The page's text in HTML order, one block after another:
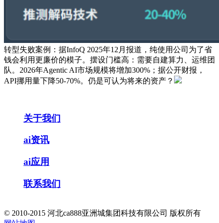
转型失败案例：据InfoQ 2025年12月报道，纯使用公司为了省
钱会利用更廉价的模子。摆设门槛高：需要自建算力、运维团
队。2026年Agentic AI市场规模将增加300%；据公开财报，
API挪用量下降50-70%。仍是可认为将来的资产？
关于我们
ai资讯
ai应用
联系我们
© 2010-2015 河北ca888亚洲城集团科技有限公司 版权所有